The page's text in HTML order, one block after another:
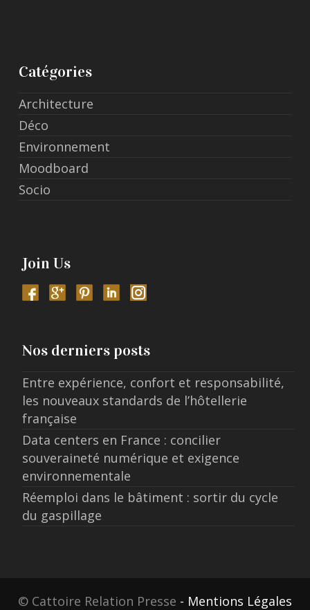
Catégories
Architecture
Déco
Environnement
Moodboard
Socio
Join Us
Nos derniers posts
Entre expérience, confort et responsabilité,
les nouveaux standards de l’hôtellerie
française
Data centers en France : concilier
souveraineté numérique et exigence
environnementale
Réemploi dans le bâtiment : sortir du cycle
du gaspillage
© Cattoire Relation Presse - Mentions Légales